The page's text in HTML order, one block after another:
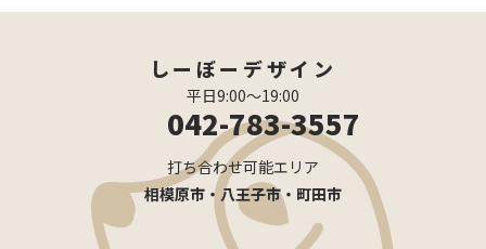
しーぼーデザイン
平日9:00〜19:00
042-783-3557
打ち合わせ可能エリア
相模原市・八王子市・町田市